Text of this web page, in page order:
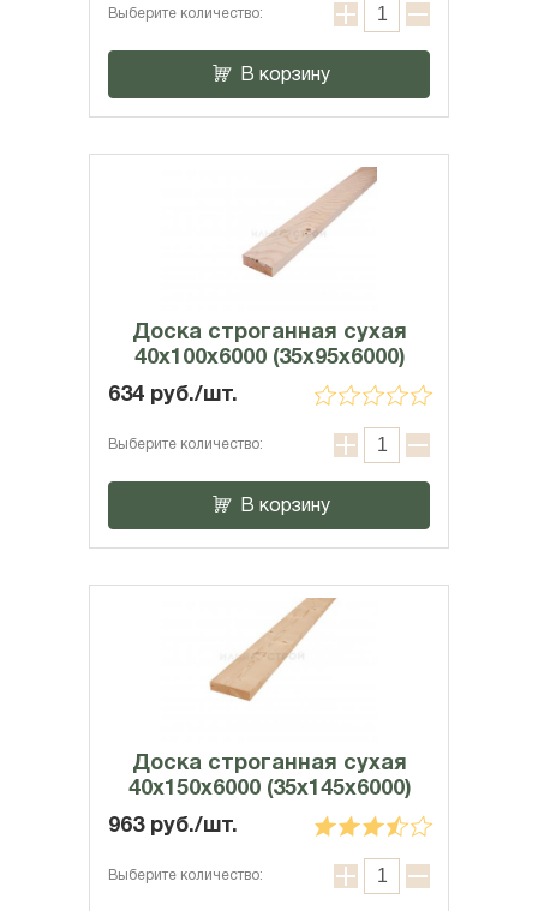
Выберите количество:
В корзину
Доска строганная сухая
40х100х6000 (35x95x6000)
634 руб./шт.
Выберите количество:
В корзину
Доска строганная сухая
40х150х6000 (35x145x6000)
963 руб./шт.
Выберите количество: